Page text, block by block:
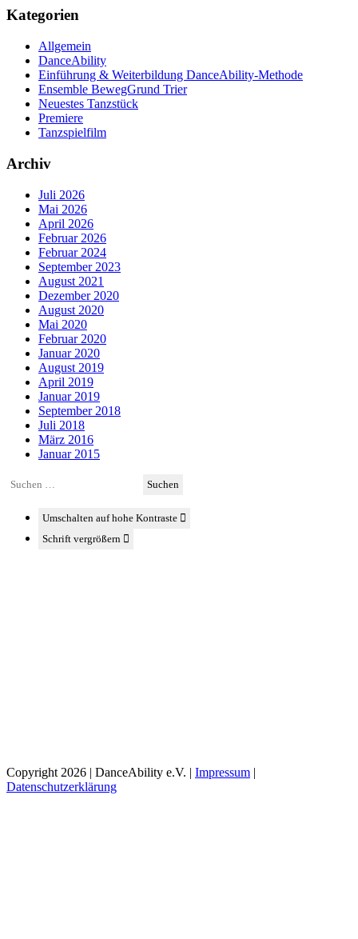
Kategorien
Allgemein
DanceAbility
Einführung & Weiterbildung DanceAbility-Methode
Ensemble BewegGrund Trier
Neuestes Tanzstück
Premiere
Tanzspielfilm
Archiv
Juli 2026
Mai 2026
April 2026
Februar 2026
Februar 2024
September 2023
August 2021
Dezember 2020
August 2020
Mai 2020
Februar 2020
Januar 2020
August 2019
April 2019
Januar 2019
September 2018
Juli 2018
März 2016
Januar 2015
Suchen
Umschalten auf hohe Kontraste
Schrift vergrößern
Copyright 2026 | DanceAbility e.V. | Impressum |
Datenschutzerklärung